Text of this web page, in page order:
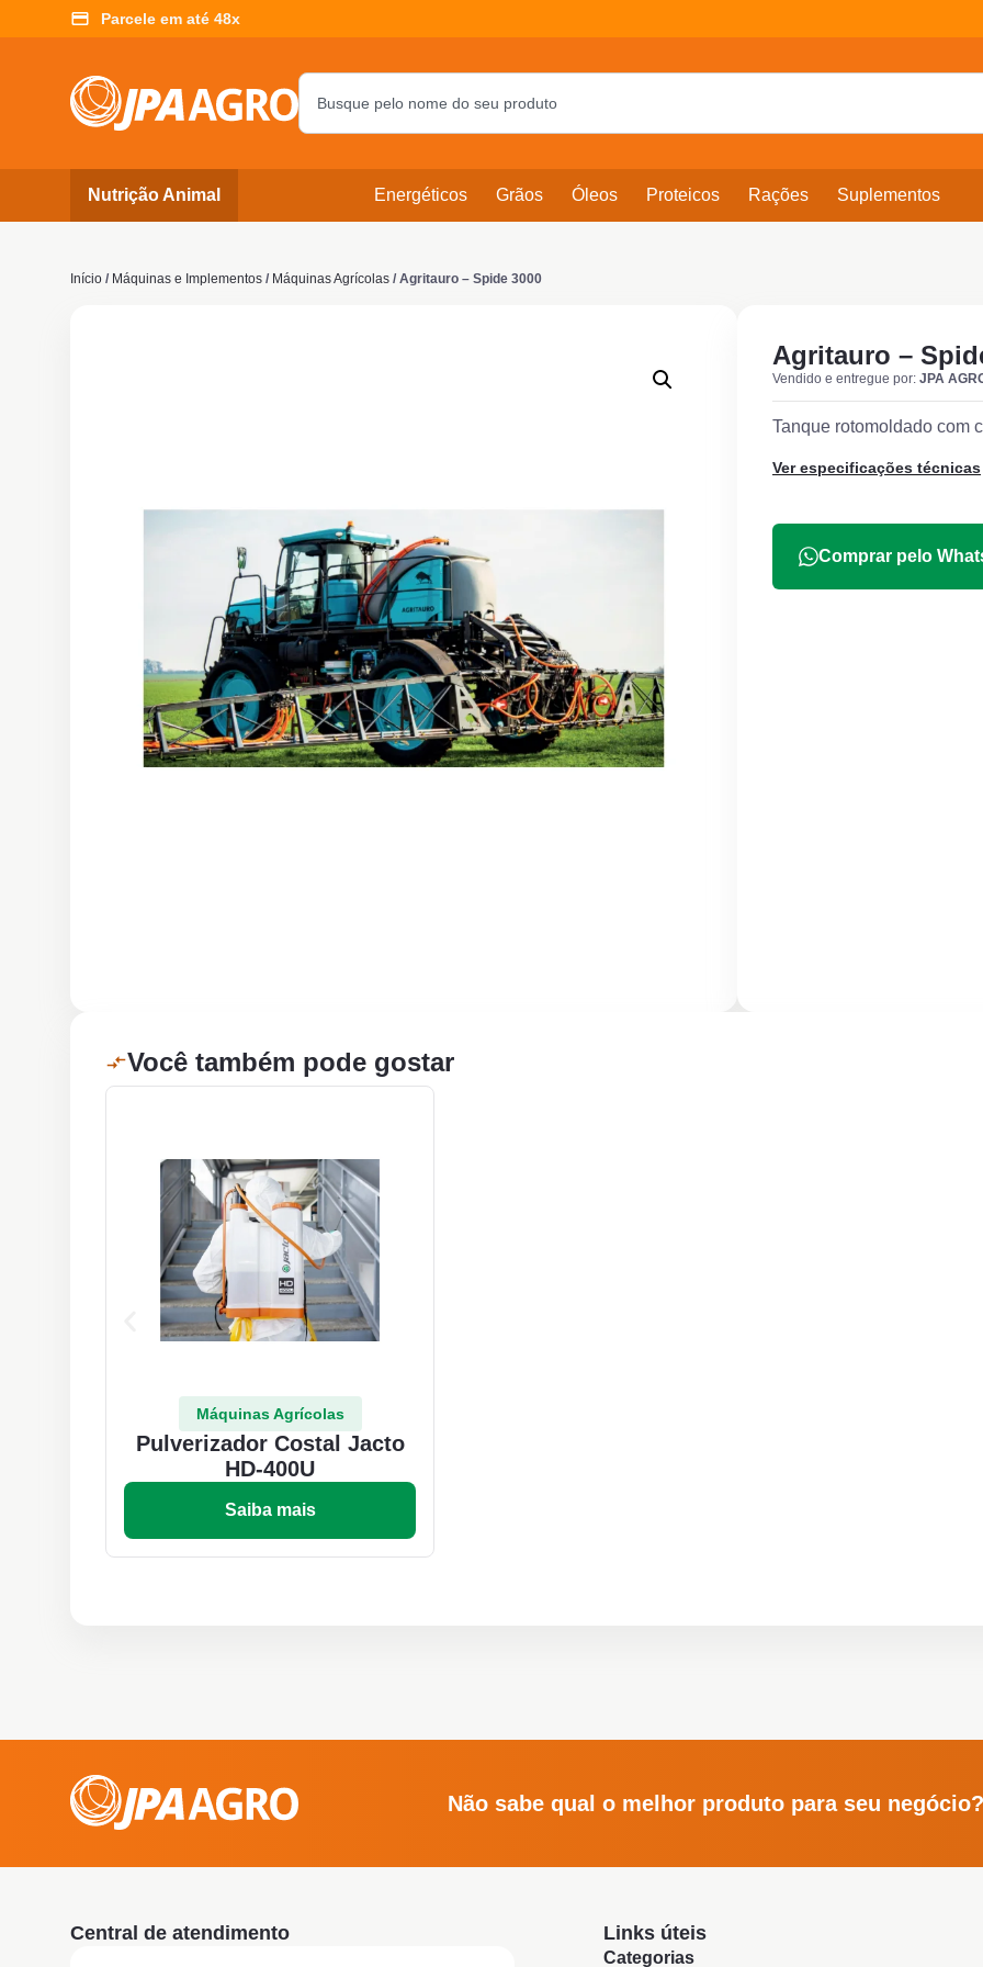
Parcele em até 48x
Nutrição Animal Energéticos Grãos Óleos Proteicos Rações Suplementos
Início / Máquinas e Implementos / Máquinas Agrícolas / Agritauro – Spide 3000
Agritauro –
Vendido e entregue por: JPA
Tanque rotomoldado com
Ver especificações técnicas
Comprar pelo
Você também pode gostar
Máquinas Agrícolas
Pulverizador Costal Jacto
HD-400U
Saiba mais
Não sabe qual o melhor produto para seu negócio?
Central de atendimento Links úteis
Categorias